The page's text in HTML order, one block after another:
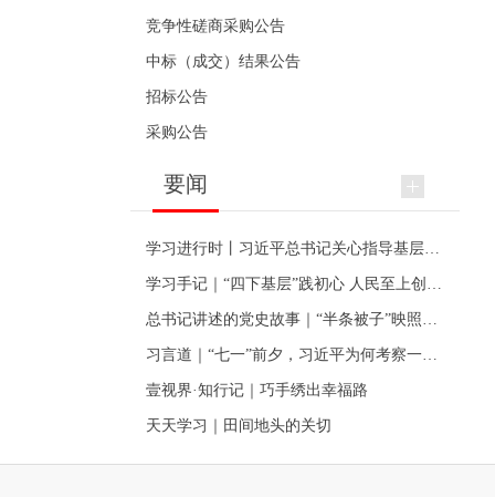
竞争性磋商采购公告
中标（成交）结果公告
招标公告
采购公告
要闻
壹视界·知行记｜巧手绣出幸福路
天天学习｜田间地头的关切